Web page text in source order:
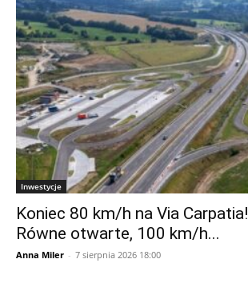
Inwestycje
Koniec 80 km/h na Via
Równe otwarte, 100 km/h...
Anna Miler - 7 sierpnia 2026 18:00